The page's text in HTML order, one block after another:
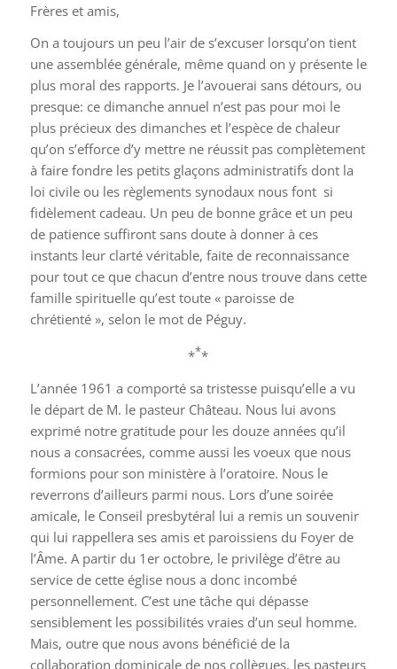
Frères et amis,
On a toujours un peu l’air de s’excuser lorsqu’on tient
une assemblée générale, même quand on y présente le
plus moral des rapports. Je l’avouerai sans détours, ou
presque: ce dimanche annuel n’est pas pour moi le
plus précieux des dimanches et l’espèce de chaleur
qu’on s’efforce d’y mettre ne réussit pas complètement
à faire fondre les petits glaçons administratifs dont la
loi civile ou les règlements synodaux nous font si
fidèlement cadeau. Un peu de bonne grâce et un peu
de patience suffiront sans doute à donner à ces
instants leur clarté véritable, faite de reconnaissance
pour tout ce que chacun d’entre nous trouve dans cette
famille spirituelle qu’est toute « paroisse de
chrétienté », selon le mot de Péguy.
***
L’année 1961 a comporté sa tristesse puisqu’elle a vu
le départ de M. le pasteur Château. Nous lui avons
exprimé notre gratitude pour les douze années qu’il
nous a consacrées, comme aussi les voeux que nous
formions pour son ministère à l’oratoire. Nous le
reverrons d’ailleurs parmi nous. Lors d’une soirée
amicale, le Conseil presbytéral lui a remis un souvenir
qui lui rappellera ses amis et paroissiens du Foyer de
l’Âme. A partir du 1er octobre, le privilège d’être au
service de cette église nous a donc incombé
personnellement. C’est une tâche qui dépasse
sensiblement les possibilités vraies d’un seul homme.
Mais, outre que nous avons bénéficié de la
collaboration dominicale de nos collègues, les pasteurs